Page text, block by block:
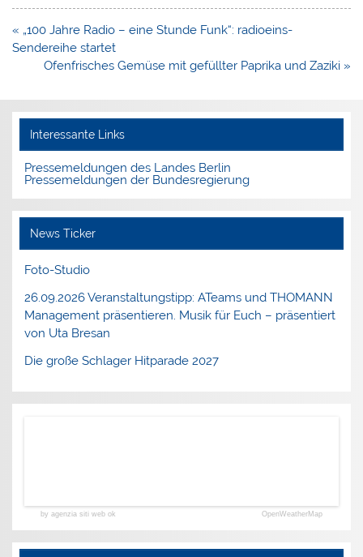
Beitragsnavigation
« „100 Jahre Radio – eine Stunde Funk“: radioeins-
Sendereihe startet
Ofenfrisches Gemüse mit gefüllter Paprika und Zaziki »
Interessante Links
Pressemeldungen des Landes Berlin
Pressemeldungen der Bundesregierung
News Ticker
Foto-Studio
26.09.2026 Veranstaltungstipp: ATeams und THOMANN
Management präsentieren. Musik für Euch – präsentiert
von Uta Bresan
Die große Schlager Hitparade 2027
by agenzia siti web ok OpenWeatherMap